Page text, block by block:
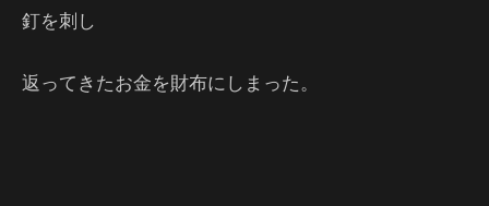
釘を刺し
返ってきたお金を財布にしまった。